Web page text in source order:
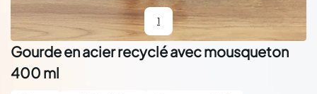
1
Gourde en acier recyclé avec mousqueton
400 ml